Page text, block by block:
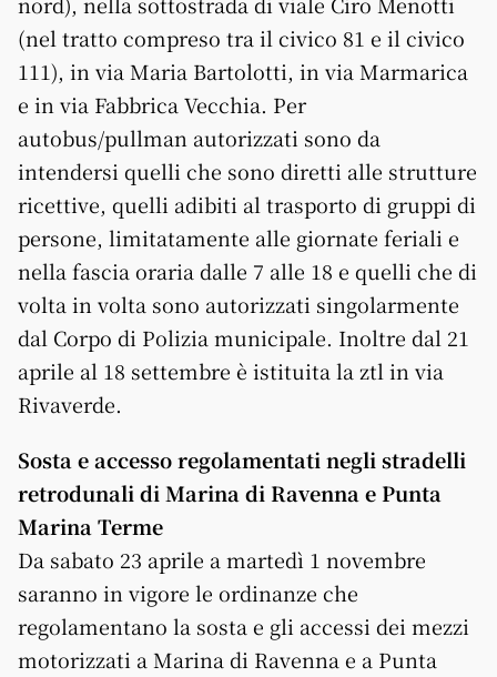
(nel tratto compreso tra il civico 81 e il civico
111), in via Maria Bartolotti, in via Marmarica
e in via Fabbrica Vecchia. Per
autobus/pullman autorizzati sono da
intendersi quelli che sono diretti alle strutture
ricettive, quelli adibiti al trasporto di gruppi di
persone, limitatamente alle giornate feriali e
nella fascia oraria dalle 7 alle 18 e quelli che di
volta in volta sono autorizzati singolarmente
dal Corpo di Polizia municipale. Inoltre dal 21
aprile al 18 settembre è istituita la ztl in via
Rivaverde.
Sosta e accesso regolamentati negli stradelli
retrodunali di Marina di Ravenna e Punta
Marina Terme
Da sabato 23 aprile a martedì 1 novembre
saranno in vigore le ordinanze che
regolamentano la sosta e gli accessi dei mezzi
motorizzati a Marina di Ravenna e a Punta